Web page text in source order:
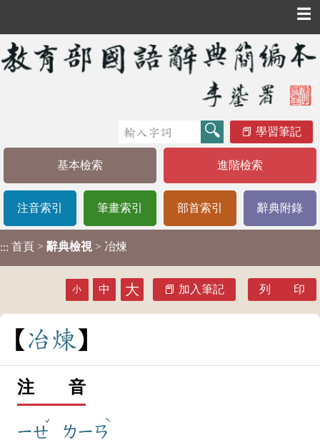
☰
學習筆記
基本檢索 進階檢索
注音索引 筆畫索引 部首索引 辭典附錄
::: 首頁 > 辭典檢視 > 冶煉
小 中 大 加入筆記 列 印
冶煉
注 音
ㄧㄝ
ˇ
ㄌㄧㄢ
ˋ